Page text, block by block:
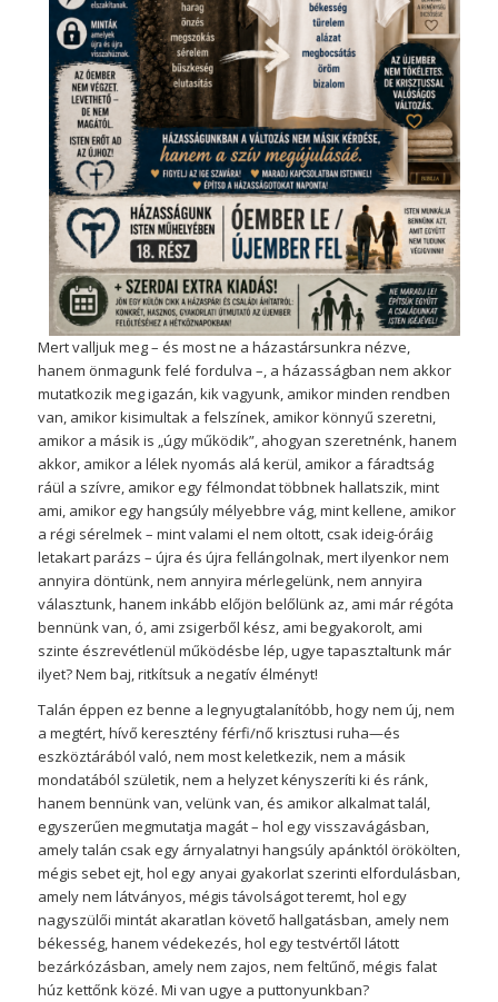
Mert valljuk meg – és most ne a házastársunkra nézve,
hanem önmagunk felé fordulva –, a házasságban nem akkor
mutatkozik meg igazán, kik vagyunk, amikor minden rendben
van, amikor kisimultak a felszínek, amikor könnyű szeretni,
amikor a másik is „úgy működik”, ahogyan szeretnénk, hanem
akkor, amikor a lélek nyomás alá kerül, amikor a fáradtság
ráül a szívre, amikor egy félmondat többnek hallatszik, mint
ami, amikor egy hangsúly mélyebbre vág, mint kellene, amikor
a régi sérelmek – mint valami el nem oltott, csak ideig-óráig
letakart parázs – újra és újra fellángolnak, mert ilyenkor nem
annyira döntünk, nem annyira mérlegelünk, nem annyira
választunk, hanem inkább előjön belőlünk az, ami már régóta
bennünk van, ó, ami zsigerből kész, ami begyakorolt, ami
szinte észrevétlenül működésbe lép, ugye tapasztaltunk már
ilyet? Nem baj, ritkítsuk a negatív élményt!
Talán éppen ez benne a legnyugtalanítóbb, hogy nem új, nem
a megtért, hívő keresztény férfi/nő krisztusi ruha—és
eszköztárából való, nem most keletkezik, nem a másik
mondatából születik, nem a helyzet kényszeríti ki és ránk,
hanem bennünk van, velünk van, és amikor alkalmat talál,
egyszerűen megmutatja magát – hol egy visszavágásban,
amely talán csak egy árnyalatnyi hangsúly apánktól örökölten,
mégis sebet ejt, hol egy anyai gyakorlat szerinti elfordulásban,
amely nem látványos, mégis távolságot teremt, hol egy
nagyszülői mintát akaratlan követő hallgatásban, amely nem
békesség, hanem védekezés, hol egy testvértől látott
bezárkózásban, amely nem zajos, nem feltűnő, mégis falat
húz kettőnk közé. Mi van ugye a puttonyunkban?